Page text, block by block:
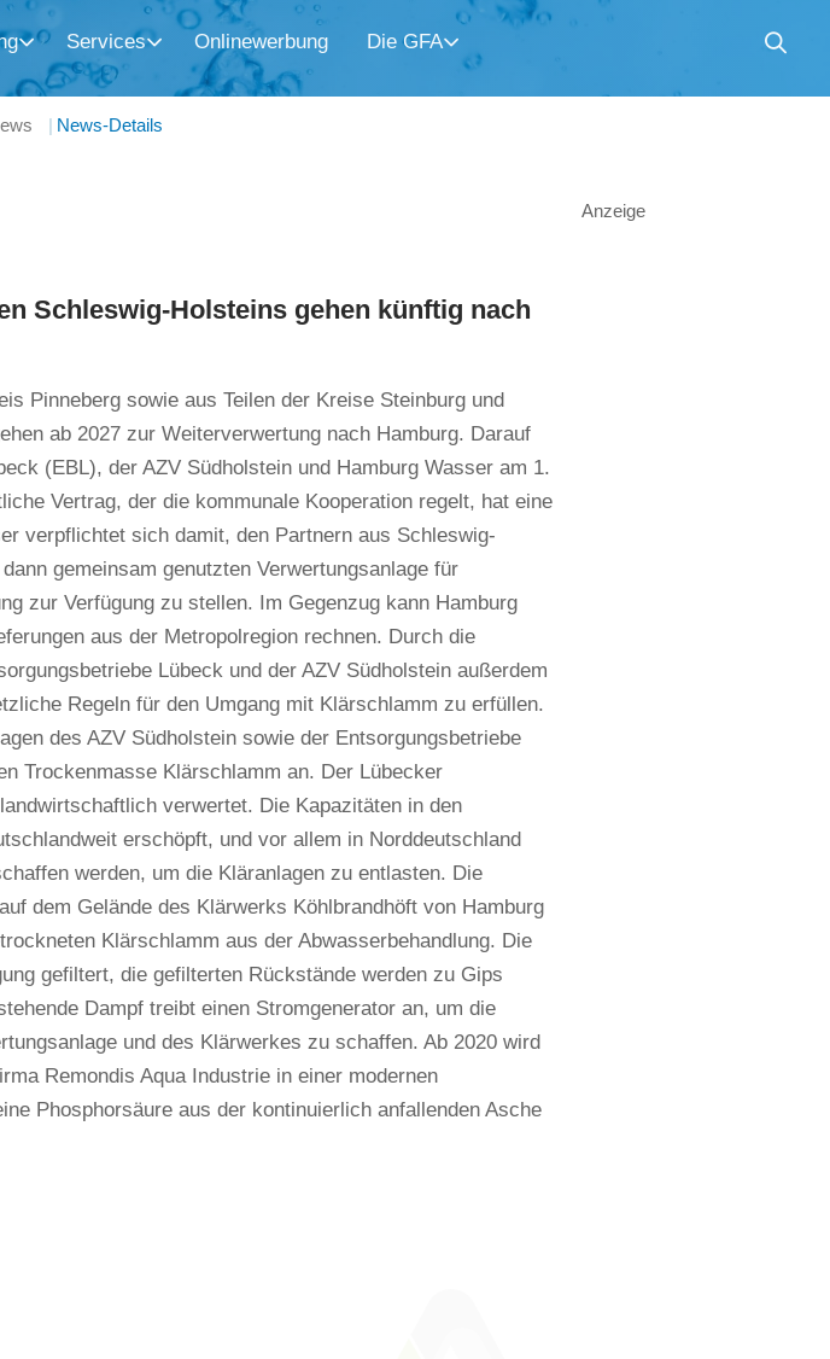
Services Onlinewerbung Die GFA
News-Details
Schleswig-Holsteins gehen künftig nach
Pinneberg sowie aus Teilen der Kreise Steinburg und
ab 2027 zur Weiterverwertung nach Hamburg. Darauf
(EBL), der AZV Südholstein und Hamburg Wasser am 1.
Vertrag, der die kommunale Kooperation regelt, hat eine
verpflichtet sich damit, den Partnern aus Schleswig-
gemeinsam genutzten Verwertungsanlage für
zur Verfügung zu stellen. Im Gegenzug kann Hamburg
aus der Metropolregion rechnen. Durch die
Lübeck und der AZV Südholstein außerdem
Regeln für den Umgang mit Klärschlamm zu erfüllen.
des AZV Südholstein sowie der Entsorgungsbetriebe
Trockenmasse Klärschlamm an. Der Lübecker
verwertet. Die Kapazitäten in den
erschöpft, und vor allem in Norddeutschland
werden, um die Kläranlagen zu entlasten. Die
dem Gelände des Klärwerks Köhlbrandhöft von Hamburg
Klärschlamm aus der Abwasserbehandlung. Die
gefiltert, die gefilterten Rückstände werden zu Gips
Dampf treibt einen Stromgenerator an, um die
und des Klärwerkes zu schaffen. Ab 2020 wird
Remondis Aqua Industrie in einer modernen
Phosphorsäure aus der kontinuierlich anfallenden Asche
Anzeige